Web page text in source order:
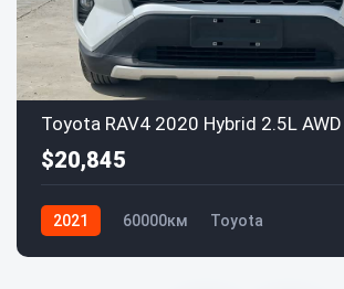
Toyota RAV4 2020 Hybrid 2.5L
$20,845
2021 60000км Toyota